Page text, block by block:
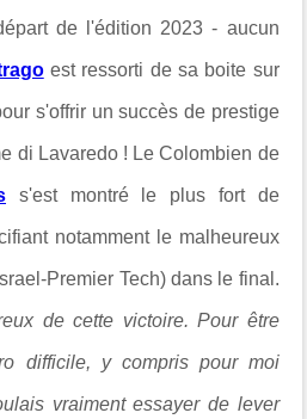
de l'édition 2023 - aucun
est ressorti de sa boite sur
s'offrir un succès de prestige
di Lavaredo ! Le Colombien de
s'est montré le plus fort de
notamment le malheureux
Premier Tech) dans le final.
de cette victoire.Pour être
difficile, y compris pour moi
vraiment essayer de lever